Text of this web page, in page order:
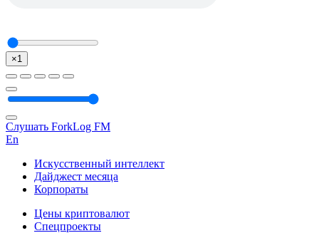
×1
Слушать ForkLog FM
En
Искусственный интеллект
Дайджест месяца
Корпораты
Цены криптовалют
Спецпроекты